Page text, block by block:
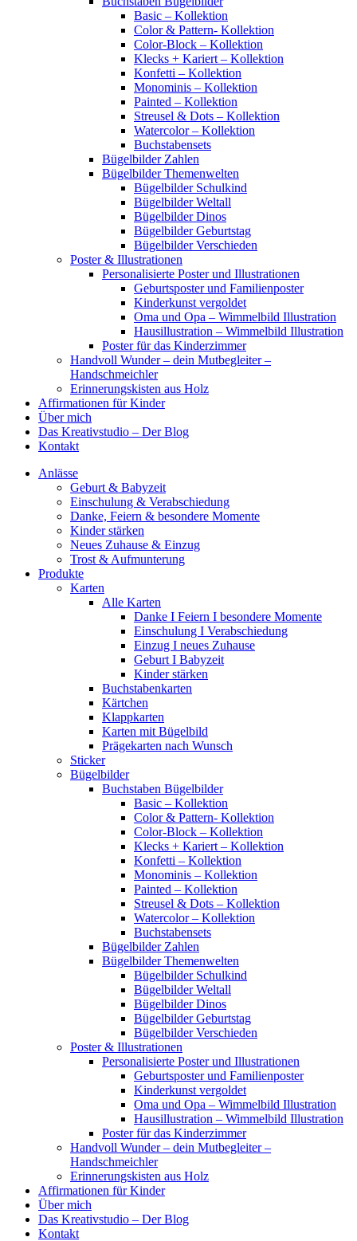
Basic – Kollektion
Color & Pattern- Kollektion
Color-Block – Kollektion
Klecks + Kariert – Kollektion
Konfetti – Kollektion
Monominis – Kollektion
Painted – Kollektion
Streusel & Dots – Kollektion
Watercolor – Kollektion
Buchstabensets
Bügelbilder Zahlen
Bügelbilder Themenwelten
Bügelbilder Schulkind
Bügelbilder Weltall
Bügelbilder Dinos
Bügelbilder Geburtstag
Bügelbilder Verschieden
Poster & Illustrationen
Personalisierte Poster und Illustrationen
Geburtsposter und Familienposter
Kinderkunst vergoldet
Oma und Opa – Wimmelbild Illustration
Hausillustration – Wimmelbild Illustration
Poster für das Kinderzimmer
Handvoll Wunder – dein Mutbegleiter –
Handschmeichler
Erinnerungskisten aus Holz
Affirmationen für Kinder
Über mich
Das Kreativstudio – Der Blog
Kontakt
Anlässe
Geburt & Babyzeit
Einschulung & Verabschiedung
Danke, Feiern & besondere Momente
Kinder stärken
Neues Zuhause & Einzug
Trost & Aufmunterung
Produkte
Karten
Alle Karten
Danke I Feiern I besondere Momente
Einschulung I Verabschiedung
Einzug I neues Zuhause
Geburt I Babyzeit
Kinder stärken
Buchstabenkarten
Kärtchen
Klappkarten
Karten mit Bügelbild
Prägekarten nach Wunsch
Sticker
Bügelbilder
Buchstaben Bügelbilder
Basic – Kollektion
Color & Pattern- Kollektion
Color-Block – Kollektion
Klecks + Kariert – Kollektion
Konfetti – Kollektion
Monominis – Kollektion
Painted – Kollektion
Streusel & Dots – Kollektion
Watercolor – Kollektion
Buchstabensets
Bügelbilder Zahlen
Bügelbilder Themenwelten
Bügelbilder Schulkind
Bügelbilder Weltall
Bügelbilder Dinos
Bügelbilder Geburtstag
Bügelbilder Verschieden
Poster & Illustrationen
Personalisierte Poster und Illustrationen
Geburtsposter und Familienposter
Kinderkunst vergoldet
Oma und Opa – Wimmelbild Illustration
Hausillustration – Wimmelbild Illustration
Poster für das Kinderzimmer
Handvoll Wunder – dein Mutbegleiter –
Handschmeichler
Erinnerungskisten aus Holz
Affirmationen für Kinder
Über mich
Das Kreativstudio – Der Blog
Kontakt